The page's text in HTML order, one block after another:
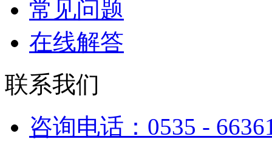
常见问题
在线解答
联系我们
咨询电话：0535 -